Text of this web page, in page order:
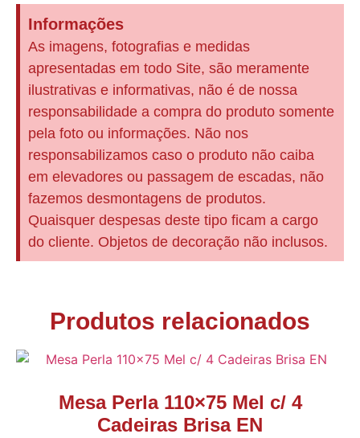
Informações
As imagens, fotografias e medidas
apresentadas em todo Site, são meramente
ilustrativas e informativas, não é de nossa
responsabilidade a compra do produto somente
pela foto ou informações. Não nos
responsabilizamos caso o produto não caiba
em elevadores ou passagem de escadas, não
fazemos desmontagens de produtos.
Quaisquer despesas deste tipo ficam a cargo
do cliente. Objetos de decoração não inclusos.
Produtos relacionados
Mesa Perla 110×75 Mel c/ 4
Cadeiras Brisa EN